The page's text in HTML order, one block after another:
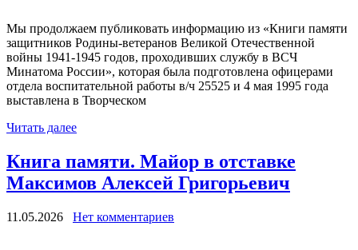
Мы продолжаем публиковать информацию из «Книги памяти
защитников Родины-ветеранов Великой Отечественной
войны 1941-1945 годов, проходивших службу в ВСЧ
Минатома России», которая была подготовлена офицерами
отдела воспитательной работы в/ч 25525 и 4 мая 1995 года
выставлена в Творческом
Читать далее
Книга памяти. Майор в отставке
Максимов Алексей Григорьевич
11.05.2026 Нет комментариев